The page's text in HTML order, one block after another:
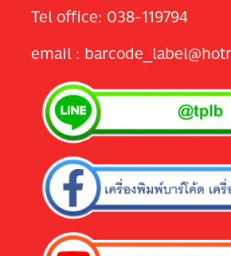
Tel office: 038-119794
email :